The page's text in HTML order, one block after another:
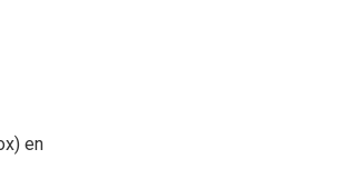
en